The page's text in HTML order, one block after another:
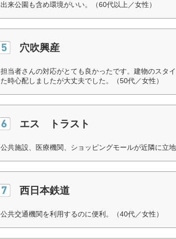
出来公園も含め環境がいい。（60代以上／女性）
穴吹興産
担当者さんの対応がとても良かったです。建物のスタ
た時心配しましたが大丈夫でした。（50代／女性）
エス トラスト
公共施設、医療機関、ショッピングモールが近隣に立
西日本鉄道
公共交通機関を利用するのに便利。（40代／女性）